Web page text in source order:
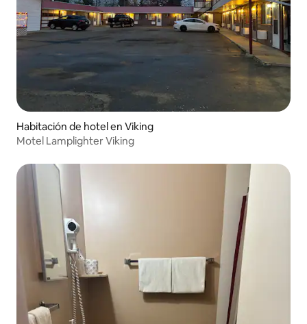
Habitación de hotel en Viking
Motel Lamplighter Viking